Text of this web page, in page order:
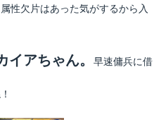
性欠片はあった気がするから入
イアちゃん。
早速傭兵に借